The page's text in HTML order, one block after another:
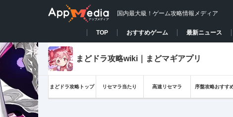
国内最大級！ゲーム攻略情報メディア
TOP おすすめゲーム 最新ニュース
まどドラ攻略wiki｜まどマギアプリ
まどドラ攻略トップ リセマラ当たり 高速リセマラ 序盤攻略おすす